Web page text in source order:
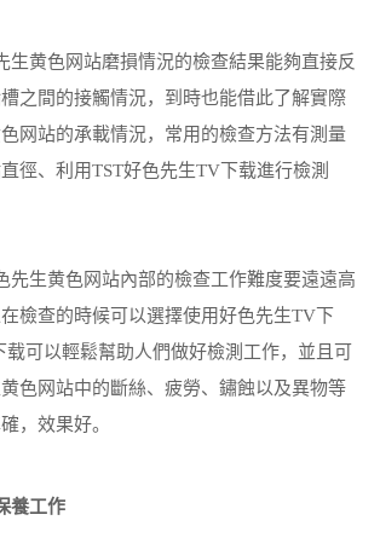
黄色网站磨損情況的檢查結果能夠直接反
之間的接觸情況，到時也能借此了解實際
网站的承載情況，常用的檢查方法有測量
徑、利用TST好色先生TV下载進行檢測
生黄色网站內部的檢查工作難度要遠遠高
檢查的時候可以選擇使用好色先生TV下
可以輕鬆幫助人們做好檢測工作，並且可
色网站中的斷絲、疲勞、鏽蝕以及異物等
，效果好。
工作